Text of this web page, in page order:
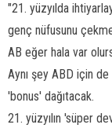
"21. yüzyılda
genç nüfusunu
AB eğer hala var
Aynı şey ABD için
'bonus' dağıtacak.
21. yüzyılın 'süper